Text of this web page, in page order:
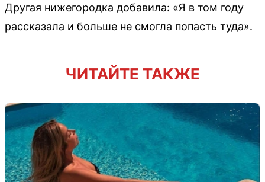
Другая нижегородка добавила: «Я в том году
рассказала и больше не смогла попасть туда».
ЧИТАЙТЕ ТАКЖЕ